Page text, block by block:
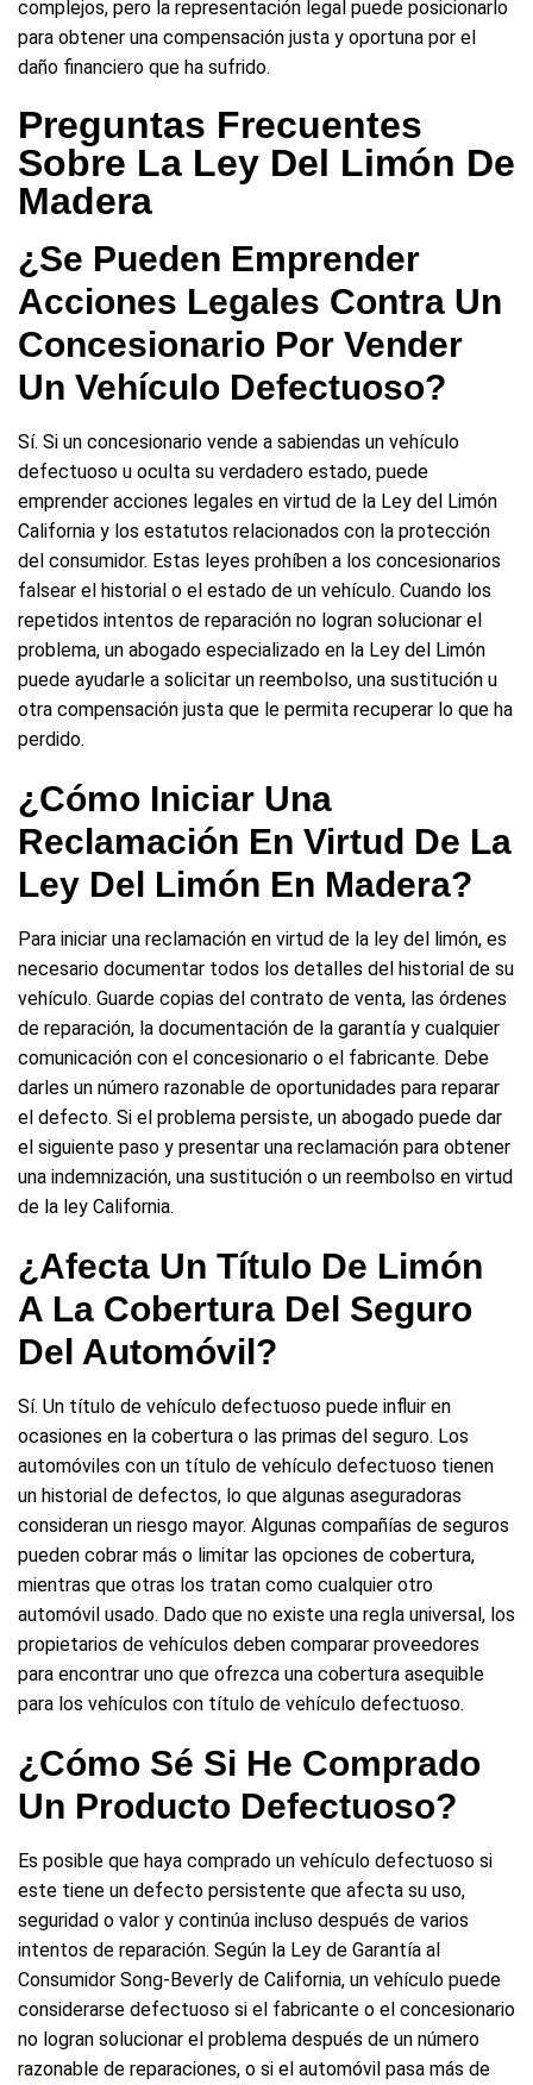
complejos, pero la representación legal puede posicionarlo
para obtener una compensación justa y oportuna por el
daño financiero que ha sufrido.
Preguntas Frecuentes
Sobre La Ley Del Limón De
Madera
¿Se Pueden Emprender
Acciones Legales Contra Un
Concesionario Por Vender
Un Vehículo Defectuoso?
Sí. Si un concesionario vende a sabiendas un vehículo
defectuoso u oculta su verdadero estado, puede
emprender acciones legales en virtud de la Ley del Limón
California y los estatutos relacionados con la protección
del consumidor. Estas leyes prohíben a los concesionarios
falsear el historial o el estado de un vehículo. Cuando los
repetidos intentos de reparación no logran solucionar el
problema, un abogado especializado en la Ley del Limón
puede ayudarle a solicitar un reembolso, una sustitución u
otra compensación justa que le permita recuperar lo que ha
perdido.
¿Cómo Iniciar Una
Reclamación En Virtud De La
Ley Del Limón En Madera?
Para iniciar una reclamación en virtud de la ley del limón, es
necesario documentar todos los detalles del historial de su
vehículo. Guarde copias del contrato de venta, las órdenes
de reparación, la documentación de la garantía y cualquier
comunicación con el concesionario o el fabricante. Debe
darles un número razonable de oportunidades para reparar
el defecto. Si el problema persiste, un abogado puede dar
el siguiente paso y presentar una reclamación para obtener
una indemnización, una sustitución o un reembolso en virtud
de la ley California.
¿Afecta Un Título De Limón
A La Cobertura Del Seguro
Del Automóvil?
Sí. Un título de vehículo defectuoso puede influir en
ocasiones en la cobertura o las primas del seguro. Los
automóviles con un título de vehículo defectuoso tienen
un historial de defectos, lo que algunas aseguradoras
consideran un riesgo mayor. Algunas compañías de seguros
pueden cobrar más o limitar las opciones de cobertura,
mientras que otras los tratan como cualquier otro
automóvil usado. Dado que no existe una regla universal, los
propietarios de vehículos deben comparar proveedores
para encontrar uno que ofrezca una cobertura asequible
para los vehículos con título de vehículo defectuoso.
¿Cómo Sé Si He Comprado
Un Producto Defectuoso?
Es posible que haya comprado un vehículo defectuoso si
este tiene un defecto persistente que afecta su uso,
seguridad o valor y continúa incluso después de varios
intentos de reparación. Según la Ley de Garantía al
Consumidor Song-Beverly de California, un vehículo puede
considerarse defectuoso si el fabricante o el concesionario
no logran solucionar el problema después de un número
razonable de reparaciones, o si el automóvil pasa más de